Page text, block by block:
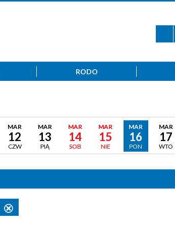
RODO
MAR
12
CZW
MAR
13
PIĄ
MAR
14
SOB
MAR
15
NIE
MAR
16
PON
MAR
17
WTO